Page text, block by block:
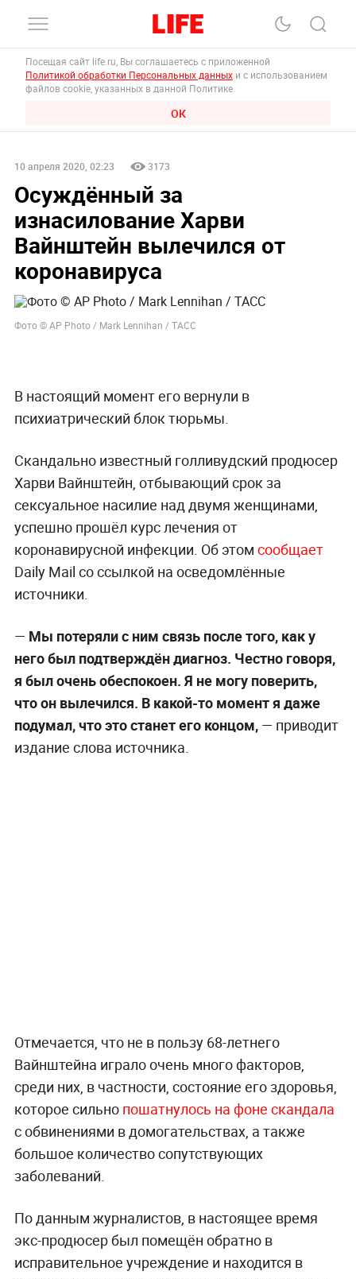
Посещая сайт life.ru, Вы соглашаетесь с приложенной
Политикой обработки Персональных данных и с использованием
файлов cookie, указанных в данной Политике.
ОК
10 апреля 2020, 02:23 3173
Осуждённый за
изнасилование Харви
Вайнштейн вылечился от
коронавируса
Фото © AP Photo / Mark Lennihan / ТАСС
В настоящий момент его вернули в
психиатрический блок тюрьмы.
Скандально известный голливудский продюсер
Харви Вайнштейн, отбывающий срок за
сексуальное насилие над двумя женщинами,
успешно прошёл курс лечения от
коронавирусной инфекции. Об этом сообщает
Daily Mail со ссылкой на осведомлённые
источники.
— Мы потеряли с ним связь после того, как у
него был подтверждён диагноз. Честно говоря,
я был очень обеспокоен. Я не могу поверить,
что он вылечился. В какой-то момент я даже
подумал, что это станет его концом,— приводит
издание слова источника.
Отмечается, что не в пользу 68-летнего
Вайнштейна играло очень много факторов,
среди них, в частности, состояние его здоровья,
которое сильно пошатнулось на фоне скандала
с обвинениями в домогательствах, а также
большое количество сопутствующих
заболеваний.
По данным журналистов, в настоящее время
экс-продюсер был помещён обратно в
исправительное учреждение и находится в